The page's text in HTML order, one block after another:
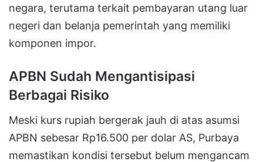
negara, terutama terkait pembayaran utang luar
negeri dan belanja pemerintah yang memiliki
komponen impor.
APBN Sudah Mengantisipasi
Berbagai Risiko
Meski kurs rupiah bergerak jauh di atas asumsi
APBN sebesar Rp16.500 per dolar AS, Purbaya
memastikan kondisi tersebut belum mengancam